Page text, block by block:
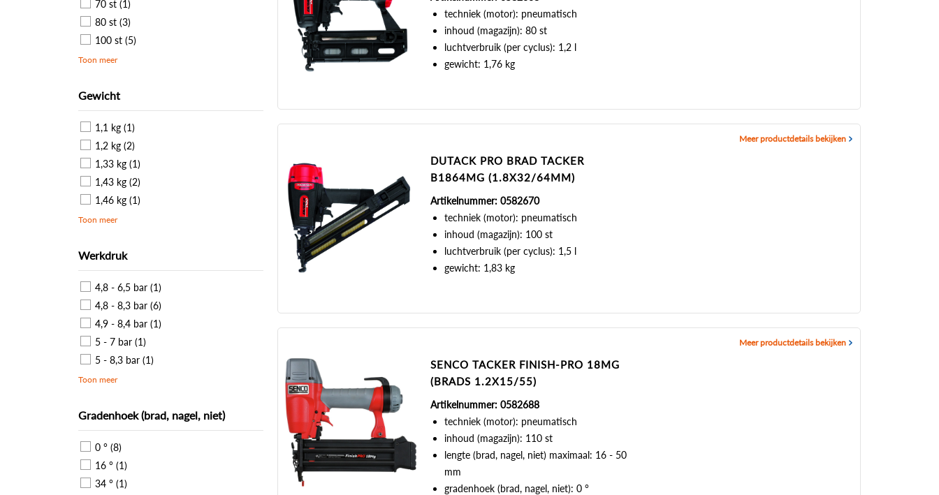
70 st (1)
80 st (3)
100 st (5)
Toon meer
Gewicht
1,1 kg (1)
1,2 kg (2)
1,33 kg (1)
1,43 kg (2)
1,46 kg (1)
Toon meer
Werkdruk
4,8 - 6,5 bar (1)
4,8 - 8,3 bar (6)
4,9 - 8,4 bar (1)
5 - 7 bar (1)
5 - 8,3 bar (1)
Toon meer
Gradenhoek (brad, nagel, niet)
0 ° (8)
16 ° (1)
34 ° (1)
techniek (motor): pneumatisch
inhoud (magazijn): 80 st
luchtverbruik (per cyclus): 1,2 l
gewicht: 1,76 kg
DUTACK PRO BRAD TACKER
B1864MG (1.8X32/64MM)
Artikelnummer: 0582670
techniek (motor): pneumatisch
inhoud (magazijn): 100 st
luchtverbruik (per cyclus): 1,5 l
gewicht: 1,83 kg
Meer productdetails bekijken
SENCO TACKER FINISH-PRO 18MG
(BRADS 1.2X15/55)
Artikelnummer: 0582688
techniek (motor): pneumatisch
inhoud (magazijn): 110 st
lengte (brad, nagel, niet) maximaal: 16 - 50
mm
gradenhoek (brad, nagel, niet): 0 °
Meer productdetails bekijken